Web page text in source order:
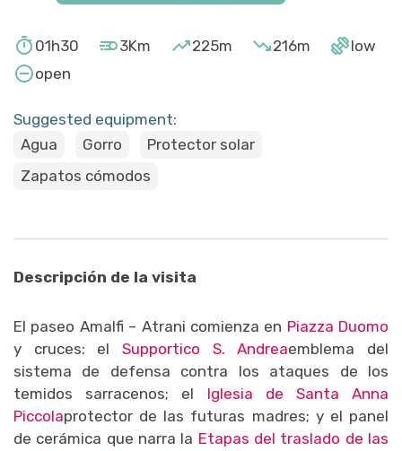
 01h30 3Km 225m 216m low
open
Suggested equipment:
Agua
Gorro
Protector solar
Zapatos cómodos
Descripción de la visita
El paseo Amalfi – Atrani comienza en Piazza Duomo
y cruces: el Supportico S. Andreaemblema del
sistema de defensa contra los ataques de los
temidos sarracenos; el Iglesia de Santa Anna
Piccolaprotector de las futuras madres; y el panel
de cerámica que narra la Etapas del traslado de las